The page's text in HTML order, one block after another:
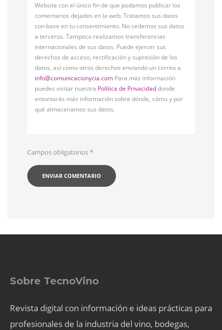
Website con el único fin de que podamos publicar los
comentarios dejados en la web. Tratamos sus datos
con base en tu consentimiento. No cedemos sus datos
a terceros. Tampoco realizamos transferencias
internacionales de sus datos. Puede ejercer sus
derechos de acceso, rectificación y supresión de los
datos, así como otros derechos enviando un correo a
info@comunicacionycia.com Para más información
puedes visitar nuestra Política de Privacidaddonde
entontarás más información sobre dónde, cómo y por
qué almacenamos sus datos.
Campos obligatorios*
Sobre TecnoVino
Revista digital con información e ideas prácticas para
profesionales de la industria del vino, bodegas,